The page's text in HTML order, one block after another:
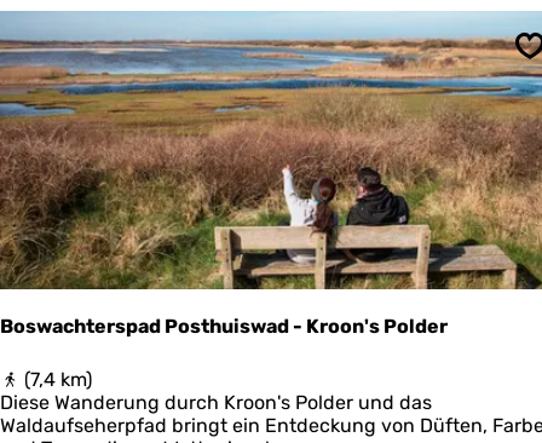
g
v
o
n
W
a
t
t
u
n
d
N
o
r
d
s
e
Boswachterspad Posthuiswad - Kroon's Polder
B
o
s
(7,4 km)
Diese Wanderung durch Kroon's Polder und das
Waldaufseherpfad bringt ein Entdeckung von Düften,